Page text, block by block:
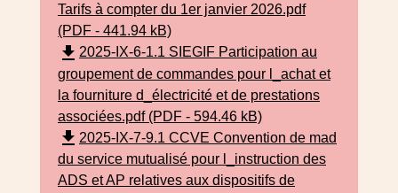
Tarifs à compter du 1er janvier 2026.pdf
(PDF - 441.94 kB)
file_download 2025-IX-6-1.1 SIEGIF Participation au
groupement de commandes pour l_achat et
la fourniture d_électricité et de prestations
associées.pdf (PDF - 594.46 kB)
file_download 2025-IX-7-9.1 CCVE Convention de mad
du service mutualisé pour l_instruction des
ADS et AP relatives aux dispositifs de